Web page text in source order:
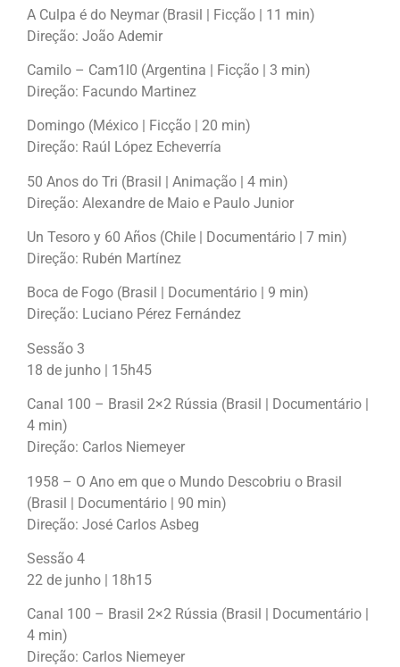
A Culpa é do Neymar (Brasil | Ficção | 11 min)
Direção: João Ademir
Camilo – Cam1l0 (Argentina | Ficção | 3 min)
Direção: Facundo Martinez
Domingo (México | Ficção | 20 min)
Direção: Raúl López Echeverría
50 Anos do Tri (Brasil | Animação | 4 min)
Direção: Alexandre de Maio e Paulo Junior
Un Tesoro y 60 Años (Chile | Documentário | 7 min)
Direção: Rubén Martínez
Boca de Fogo (Brasil | Documentário | 9 min)
Direção: Luciano Pérez Fernández
Sessão 3
18 de junho | 15h45
Canal 100 – Brasil 2×2 Rússia (Brasil | Documentário |
4 min)
Direção: Carlos Niemeyer
1958 – O Ano em que o Mundo Descobriu o Brasil
(Brasil | Documentário | 90 min)
Direção: José Carlos Asbeg
Sessão 4
22 de junho | 18h15
Canal 100 – Brasil 2×2 Rússia (Brasil | Documentário |
4 min)
Direção: Carlos Niemeyer